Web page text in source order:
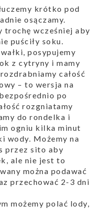
krótko pod
osączamy.
trochę wcześniej aby
puściły soku.
posypujemy
z cytryny i mamy
całość
– to wersja na
po
rozgniatamy
do rondelka i
ogniu kilka minut
wody. Możemy na
przez sito aby
ale nie jest to
można podawać
przechować 2-3 dni
możemy polać lody,